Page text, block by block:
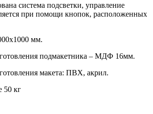
система подсветки, управление
при помощи кнопок, расположенных
мм.
подмакетника – МДФ 16мм.
макета: ПВХ, акрил.
50 кг